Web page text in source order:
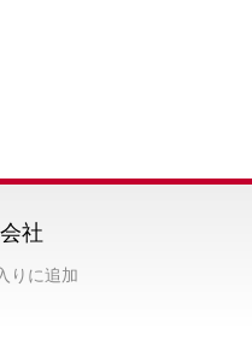
りに追加
社